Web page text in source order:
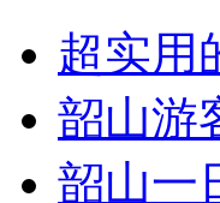
超实用
韶山游
韶山一